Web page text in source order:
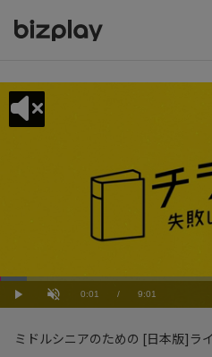
Play UnmuteCurrent
0:01 / Duration
9:01
Loaded:
6.66%
ミドルシニアのための [日本版]ラ